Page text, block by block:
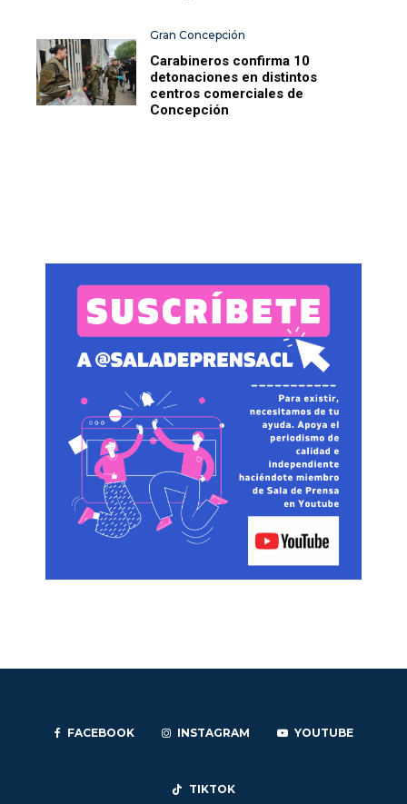
Gran Concepción
Carabineros confirma 10
detonaciones en distintos
centros comerciales de
Concepción
FACEBOOK INSTAGRAM YOUTUBE
TIKTOK